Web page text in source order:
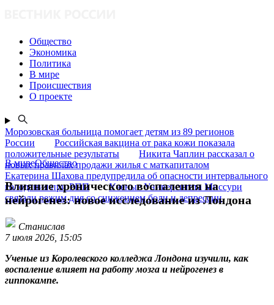
Общество
Экономика
Политика
В мире
Происшествия
О проекте
Морозовская больница помогает детям из 89 регионов
России
Российская вакцина от рака кожи показала
положительные результаты
Никита Чаплин рассказал о
новых правилах продажи жилья с маткапиталом
Екатерина Шахова предупредила об опасности интервального
голодания при РПП
Ученые Университета Миссури
связали режим дня со снижением боли и депрессии
В миреОбщество
Влияние хронического воспаления на
нейрогенез: новое исследование из Лондона
Станислав
7 июля 2026, 15:05
Ученые из Королевского колледжа Лондона изучили, как
воспаление влияет на работу мозга и нейрогенез в
гиппокампе.